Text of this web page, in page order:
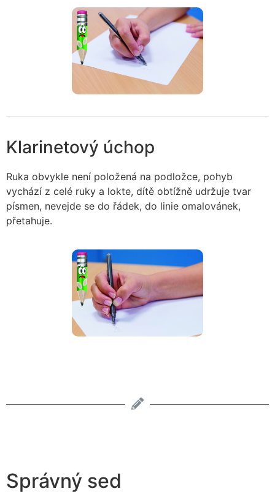
Klarinetový úchop
Ruka obvykle není položená na podložce, pohyb
vychází z celé ruky a lokte, dítě obtížně udržuje tvar
písmen, nevejde se do řádek, do linie omalovánek,
přetahuje.
Správný sed